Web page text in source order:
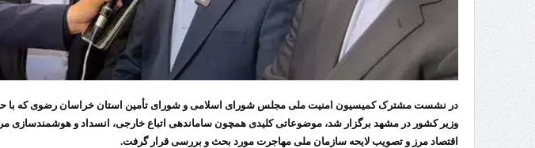
در نشست مشترک کمیسیون امنیت ملی مجلس شورای اسلامی و شورای تأمین استان خراسان رضوی که با
وزیر کشور در مشهد برگزار شد، موضوعاتی کلیدی همچون ساماندهی اتباع خارجی، انسداد و هوشمندسازی
اقتصاد مرز و تصویب لایحه سازمان ملی مهاجرت مورد بحث و بررسی قرار گرفت.